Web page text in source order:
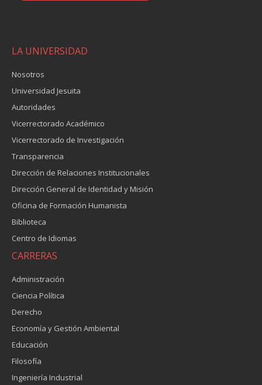
LA UNIVERSIDAD
Nosotros
Universidad Jesuita
Autoridades
Vicerrectorado Académico
Vicerrectorado de Investigación
Transparencia
Dirección de Relaciones Institucionales
Dirección General de Identidad y Misión
Oficina de Formación Humanista
Biblioteca
Centro de Idiomas
CARRERAS
Administración
Ciencia Política
Derecho
Economía y Gestión Ambiental
Educación
Filosofía
Ingeniería Industrial